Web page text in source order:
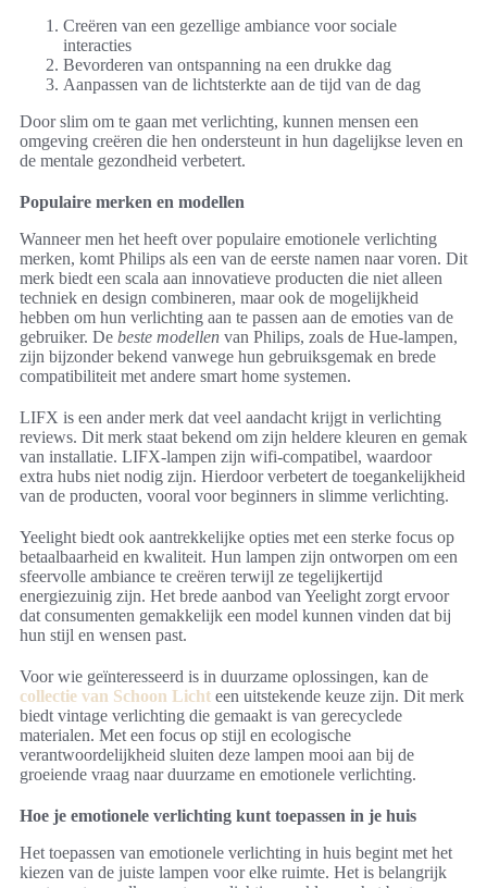
Creëren van een gezellige ambiance voor sociale
interacties
Bevorderen van ontspanning na een drukke dag
Aanpassen van de lichtsterkte aan de tijd van de dag
Door slim om te gaan met verlichting, kunnen mensen een
omgeving creëren die hen ondersteunt in hun dagelijkse leven en
de mentale gezondheid verbetert.
Populaire merken en modellen
Wanneer men het heeft over populaire emotionele verlichting
merken, komt Philips als een van de eerste namen naar voren. Dit
merk biedt een scala aan innovatieve producten die niet alleen
techniek en design combineren, maar ook de mogelijkheid
hebben om hun verlichting aan te passen aan de emoties van de
gebruiker. De beste modellen van Philips, zoals de Hue-lampen,
zijn bijzonder bekend vanwege hun gebruiksgemak en brede
compatibiliteit met andere smart home systemen.
LIFX is een ander merk dat veel aandacht krijgt in verlichting
reviews. Dit merk staat bekend om zijn heldere kleuren en gemak
van installatie. LIFX-lampen zijn wifi-compatibel, waardoor
extra hubs niet nodig zijn. Hierdoor verbetert de toegankelijkheid
van de producten, vooral voor beginners in slimme verlichting.
Yeelight biedt ook aantrekkelijke opties met een sterke focus op
betaalbaarheid en kwaliteit. Hun lampen zijn ontworpen om een
sfeervolle ambiance te creëren terwijl ze tegelijkertijd
energiezuinig zijn. Het brede aanbod van Yeelight zorgt ervoor
dat consumenten gemakkelijk een model kunnen vinden dat bij
hun stijl en wensen past.
Voor wie geïnteresseerd is in duurzame oplossingen, kan de
collectie van Schoon Licht een uitstekende keuze zijn. Dit merk
biedt vintage verlichting die gemaakt is van gerecyclede
materialen. Met een focus op stijl en ecologische
verantwoordelijkheid sluiten deze lampen mooi aan bij de
groeiende vraag naar duurzame en emotionele verlichting.
Hoe je emotionele verlichting kunt toepassen in je huis
Het toepassen van emotionele verlichting in huis begint met het
kiezen van de juiste lampen voor elke ruimte. Het is belangrijk